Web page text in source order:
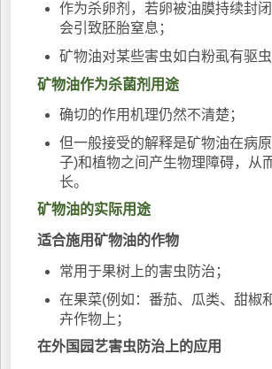
作为杀卵剂，若卵被油膜持续封
会引致胚胎窒息；
矿物油对某些害虫如白粉虱有驱虫
矿物油作为杀菌剂用途
确切的作用机理仍然不清楚；
但一般接受的解释是矿物油在病
子)和植物之间产生物理障碍，从
长。
矿物油的实际用途
适合施用矿物油的作物
常用于果树上的害虫防治；
在果菜(例如：番茄、瓜类、甜椒
卉作物上；
在外国园艺害虫防治上的应用